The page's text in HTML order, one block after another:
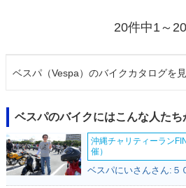
20件中1～
ベスパ（Vespa）のバイクカタログを
ベスパのバイクにはこんな人たち
沖縄チャリティーラン
催）
ベスパにいさんさん:５